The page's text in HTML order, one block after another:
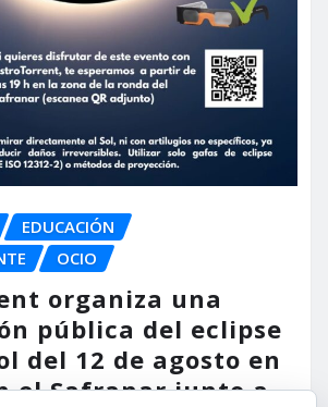
EDUCACIÓN
OCIO
organiza una
pública del eclipse
del 12 de agosto en
el Safranar junto a